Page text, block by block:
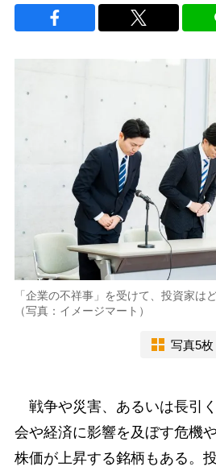
「企業の不祥事」を受けて、投資家は
（写真：イメージマート）
写真5枚
戦争や災害、あるいは長引
会や経済に影響を及ぼす危機
株価が上昇する銘柄もある。